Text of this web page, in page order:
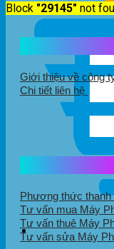
Block "29145" not
Giới thiệu về công
Chi tiết liên hệ
Phương thức thanh
Tư vấn mua Máy
Tư vấn thuê Máy
Tư vấn sửa Máy